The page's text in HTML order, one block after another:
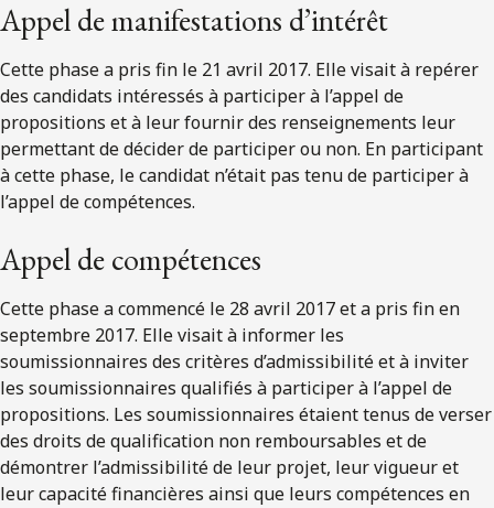
Appel de manifestations d’intérêt
Cette phase a pris fin le 21 avril 2017. Elle visait à repérer
des candidats intéressés à participer à l’appel de
propositions et à leur fournir des renseignements leur
permettant de décider de participer ou non. En participant
à cette phase, le candidat n’était pas tenu de participer à
l’appel de compétences.
Appel de compétences
Cette phase a commencé le 28 avril 2017 et a pris fin en
septembre 2017. Elle visait à informer les
soumissionnaires des critères d’admissibilité et à inviter
les soumissionnaires qualifiés à participer à l’appel de
propositions. Les soumissionnaires étaient tenus de verser
des droits de qualification non remboursables et de
démontrer l’admissibilité de leur projet, leur vigueur et
leur capacité financières ainsi que leurs compétences en